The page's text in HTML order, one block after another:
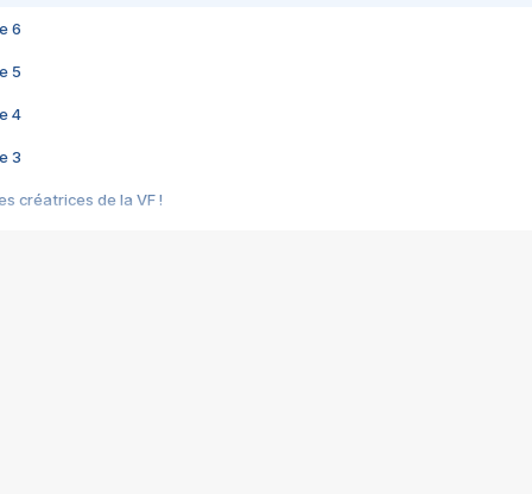
6
5
4
3
créatrices de la VF !